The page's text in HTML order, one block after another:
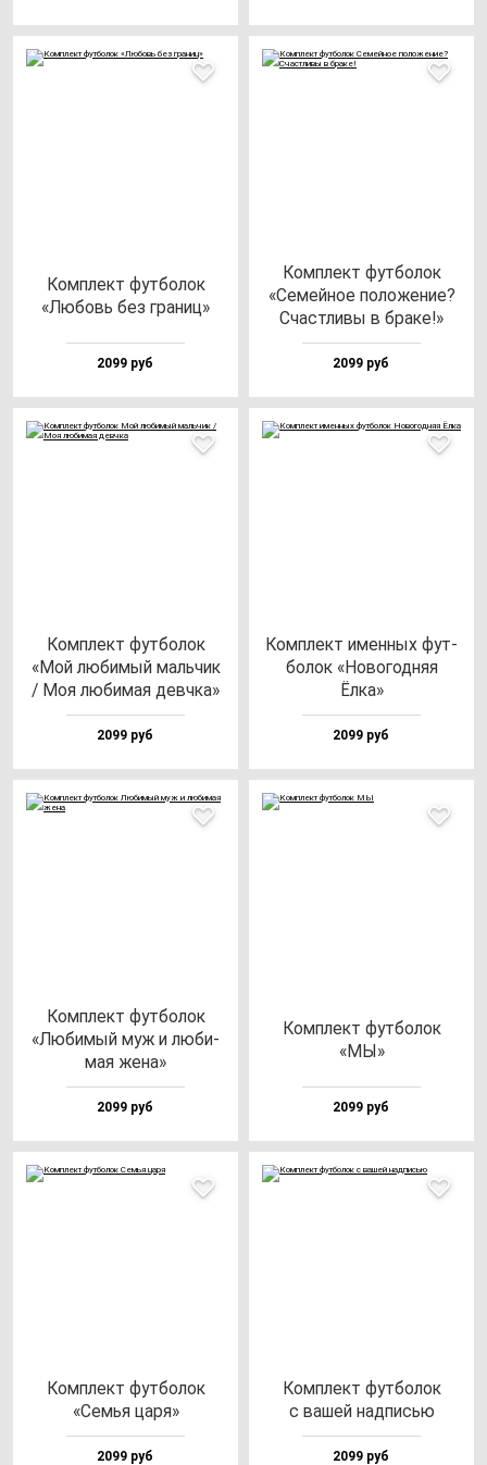
Ком­плект фут­бо­лок
«Любовь без гра­ниц»
2099 руб
Ком­плект фут­бо­лок
«Семей­ное по­ло­же­ние?
Счас­тли­вы в бра­ке!»
2099 руб
Ком­плект фут­бо­лок
«Мой лю­би­мый маль­чик
/ Моя лю­би­мая дев­чка»
2099 руб
Ком­плект имен­ных фут­
бо­лок «Ново­год­няя
Ёлка»
2099 руб
Ком­плект фут­бо­лок
«Люби­мый муж и лю­би­
мая же­на»
2099 руб
Ком­плект фут­бо­лок
«МЫ»
2099 руб
Ком­плект фут­бо­лок
«Семья ца­ря»
2099 руб
Ком­плект фут­бо­лок
с ва­шей над­писью
2099 руб